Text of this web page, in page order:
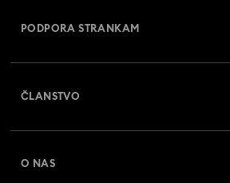
PODPORA STRANKAM
ČLANSTVO
O NAS